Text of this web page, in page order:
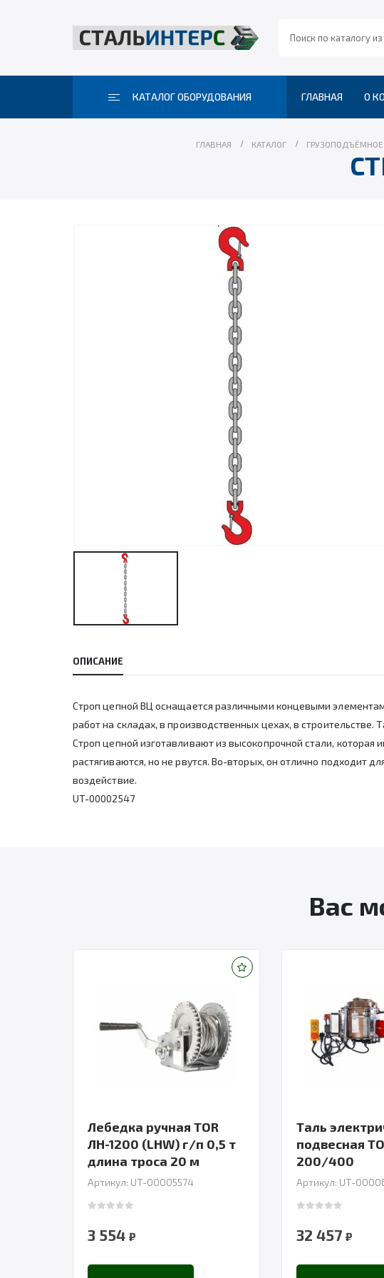
КАТАЛОГ ОБОРУДОВАНИЯ ГЛАВНАЯ О
ГЛАВНАЯ КАТАЛОГ
ОПИСАНИЕ
Строп цепной ВЦ оснащается различными концевыми
работ на складах, в производственных цехах, в строительстве.
Строп цепной изготавливают из высокопрочной стали,
растягиваются, но не рвутся. Во-вторых, он отлично подходит
воздействие.
UT-00002547
Вас
Лебедка ручная TOR
ЛН-1200 (LHW) г/п 0,5 т
длина троса 20 м
Артикул: UT-00005574
3 554 ₽
Таль
подвесная
200/400
Артикул: UT-
32 457 ₽